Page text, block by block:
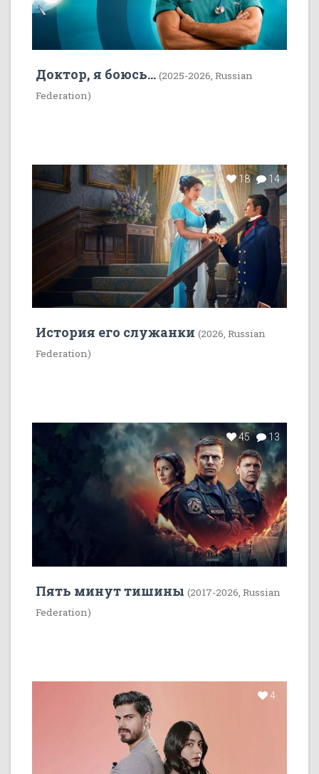
Доктор, я боюсь... (2025-2026, Russian
Federation)
18 14
История его служанки (2026, Russian
Federation)
45 13
Пять минут тишины (2017-2026, Russian
Federation)
4